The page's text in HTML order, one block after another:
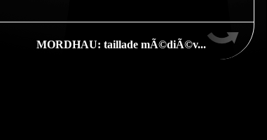
MORDHAU: taillade mÃ©diÃ©v...